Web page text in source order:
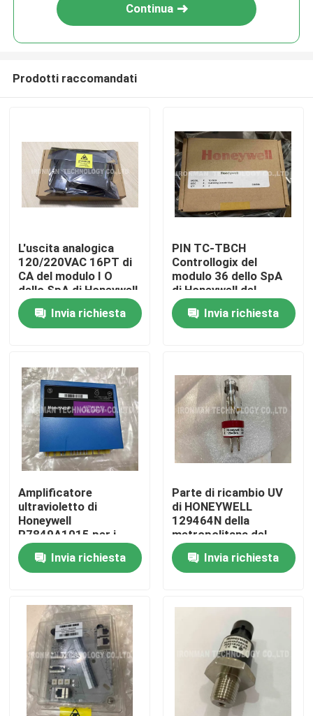
Casa
Circa noi
Giro della fabbrica
Controllo di qualità
Contattici
Notizie
Casi
Modulo di controllo dello SpA
Modulo dello SpA di Honeywell
Continua
Prodotti raccomandati
L'uscita analogica
120/220VAC 16PT di
CA del modulo I O
dello SpA di Honeywell
TK-ODK161 HA
RICOPERTOInvia richiesta
PIN TC-TBCH
Controllogix del
modulo 36 dello SpA
di Honeywell del
blocchetto terminali
Invia richiesta
Amplificatore
ultravioletto di
Honeywell
R7849A1015 per i
moduli di relè di 7800
SERIE Invia richiesta
Parte di ricambio UV
di HONEYWELL
129464N della
metropolitana del
rivelatore del sensore
della fiammaInvia richiesta